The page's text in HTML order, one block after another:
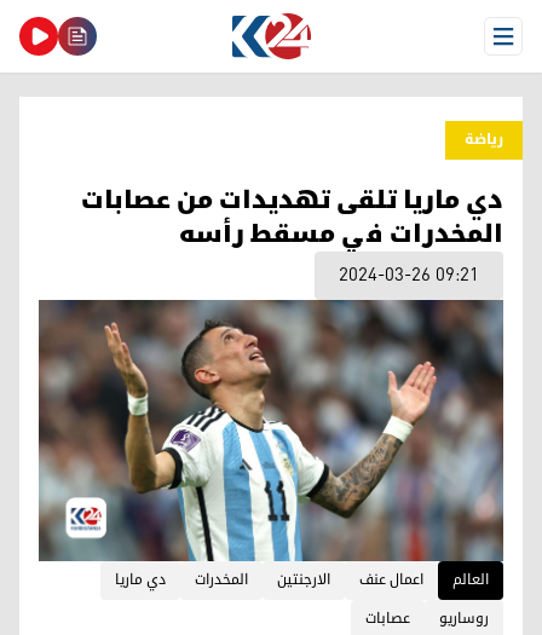
Open Menu
ریاضة
دي ماريا تلقى تهديدات من عصابات
المخدرات في مسقط رأسه
2024-03-26 09:21
العالم اعمال عنف الارجنتين المخدرات
دي ماريا
روساريو
عصابات